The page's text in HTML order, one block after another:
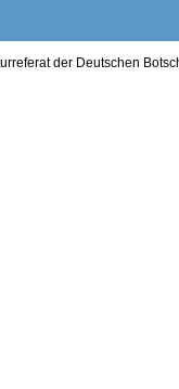
der Deutschen